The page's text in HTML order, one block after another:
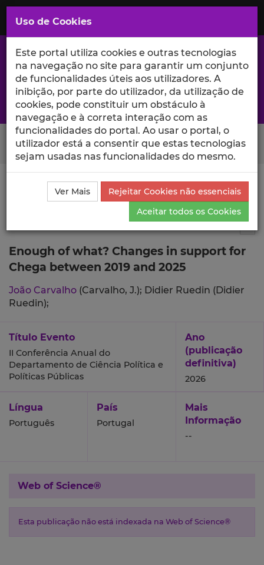
Saltar
para
Conteúdo
Principal
A excelência da investigação e ciência no Iscte
Search Button
Ciência_Iscte Comunicações
Descrição Detalhada
da Comunicação
Enough of what? Changes in support for
Chega between 2019 and 2025
João Carvalho (Carvalho, J.); Didier Ruedin (Didier
Ruedin);
Título Evento
II Conferência Anual do
Departamento de Ciência Política e
Políticas Públicas
Ano
(publicação
definitiva)
2026
Língua
Português
País
Portugal
Mais
Informação
--
Web of Science®
Esta publicação não está indexada na Web of Science®
Uso de Cookies
Este portal utiliza cookies e outras tecnologias
na navegação no site para garantir um conjunto
de funcionalidades úteis aos utilizadores. A
inibição, por parte do utilizador, da utilização de
cookies, pode constituir um obstáculo à
navegação e à correta interação com as
funcionalidades do portal. Ao usar o portal, o
utilizador está a consentir que estas tecnologias
sejam usadas nas funcionalidades do mesmo.
Ver Mais
Rejeitar Cookies não essenciais
Aceitar todos os Cookies